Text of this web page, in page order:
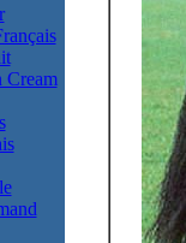
Cream